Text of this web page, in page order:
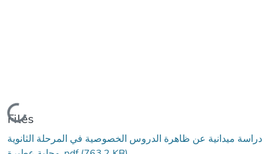
Loading...
Files
دراسة ميدانية عن ظاهرة الدروس الخصوصية في المرحلة الثانوية